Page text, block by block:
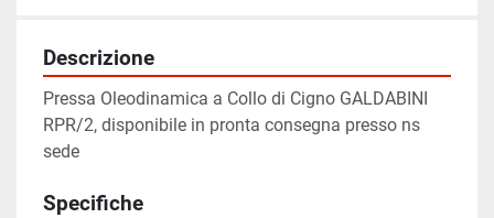
Descrizione
Pressa Oleodinamica a Collo di Cigno GALDABINI
RPR/2, disponibile in pronta consegna presso ns
sede
Specifiche